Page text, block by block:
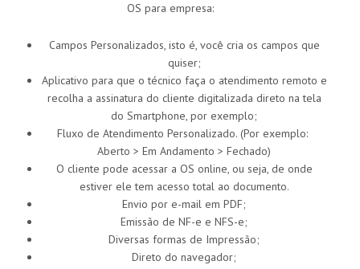
OS para empresa:
Campos Personalizados, isto é, você cria os campos que
quiser;
Aplicativo para que o técnico faça o atendimento remoto e
recolha a assinatura do cliente digitalizada direto na tela
do Smartphone, por exemplo;
Fluxo de Atendimento Personalizado. (Por exemplo:
Aberto > Em Andamento > Fechado)
O cliente pode acessar a OS online, ou seja, de onde
estiver ele tem acesso total ao documento.
Envio por e-mail em PDF;
Emissão de NF-e e NFS-e;
Diversas formas de Impressão;
Direto do navegador;